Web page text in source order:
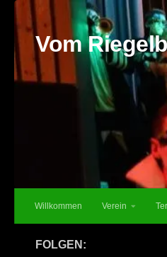
Vom
Willkommen Verein
FOLGEN: